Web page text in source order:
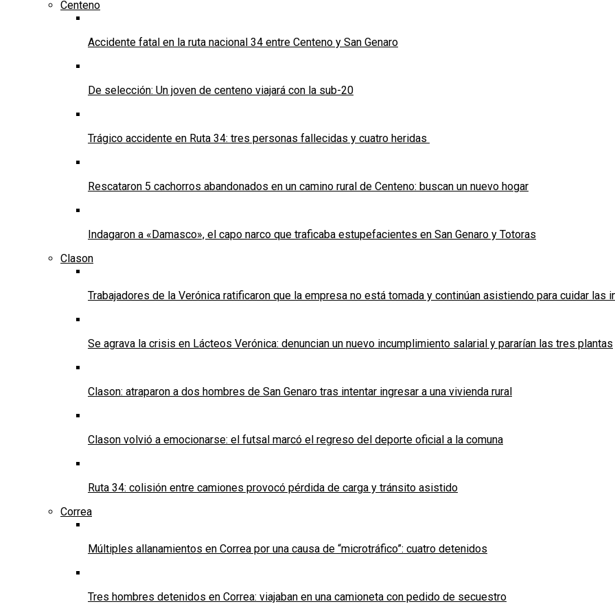
Centeno
Accidente fatal en la ruta nacional 34 entre Centeno y San Genaro
De selección: Un joven de centeno viajará con la sub-20
Trágico accidente en Ruta 34: tres personas fallecidas y cuatro heridas
Rescataron 5 cachorros abandonados en un camino rural de Centeno: buscan un nuevo hogar
Indagaron a «Damasco», el capo narco que traficaba estupefacientes en San Genaro y Totoras
Clason
Trabajadores de la Verónica ratificaron que la empresa no está tomada y continúan asistiendo para cuidar las
Se agrava la crisis en Lácteos Verónica: denuncian un nuevo incumplimiento salarial y pararían las tres plantas
Clason: atraparon a dos hombres de San Genaro tras intentar ingresar a una vivienda rural
Clason volvió a emocionarse: el futsal marcó el regreso del deporte oficial a la comuna
Ruta 34: colisión entre camiones provocó pérdida de carga y tránsito asistido
Correa
Múltiples allanamientos en Correa por una causa de “microtráfico”: cuatro detenidos
Tres hombres detenidos en Correa: viajaban en una camioneta con pedido de secuestro